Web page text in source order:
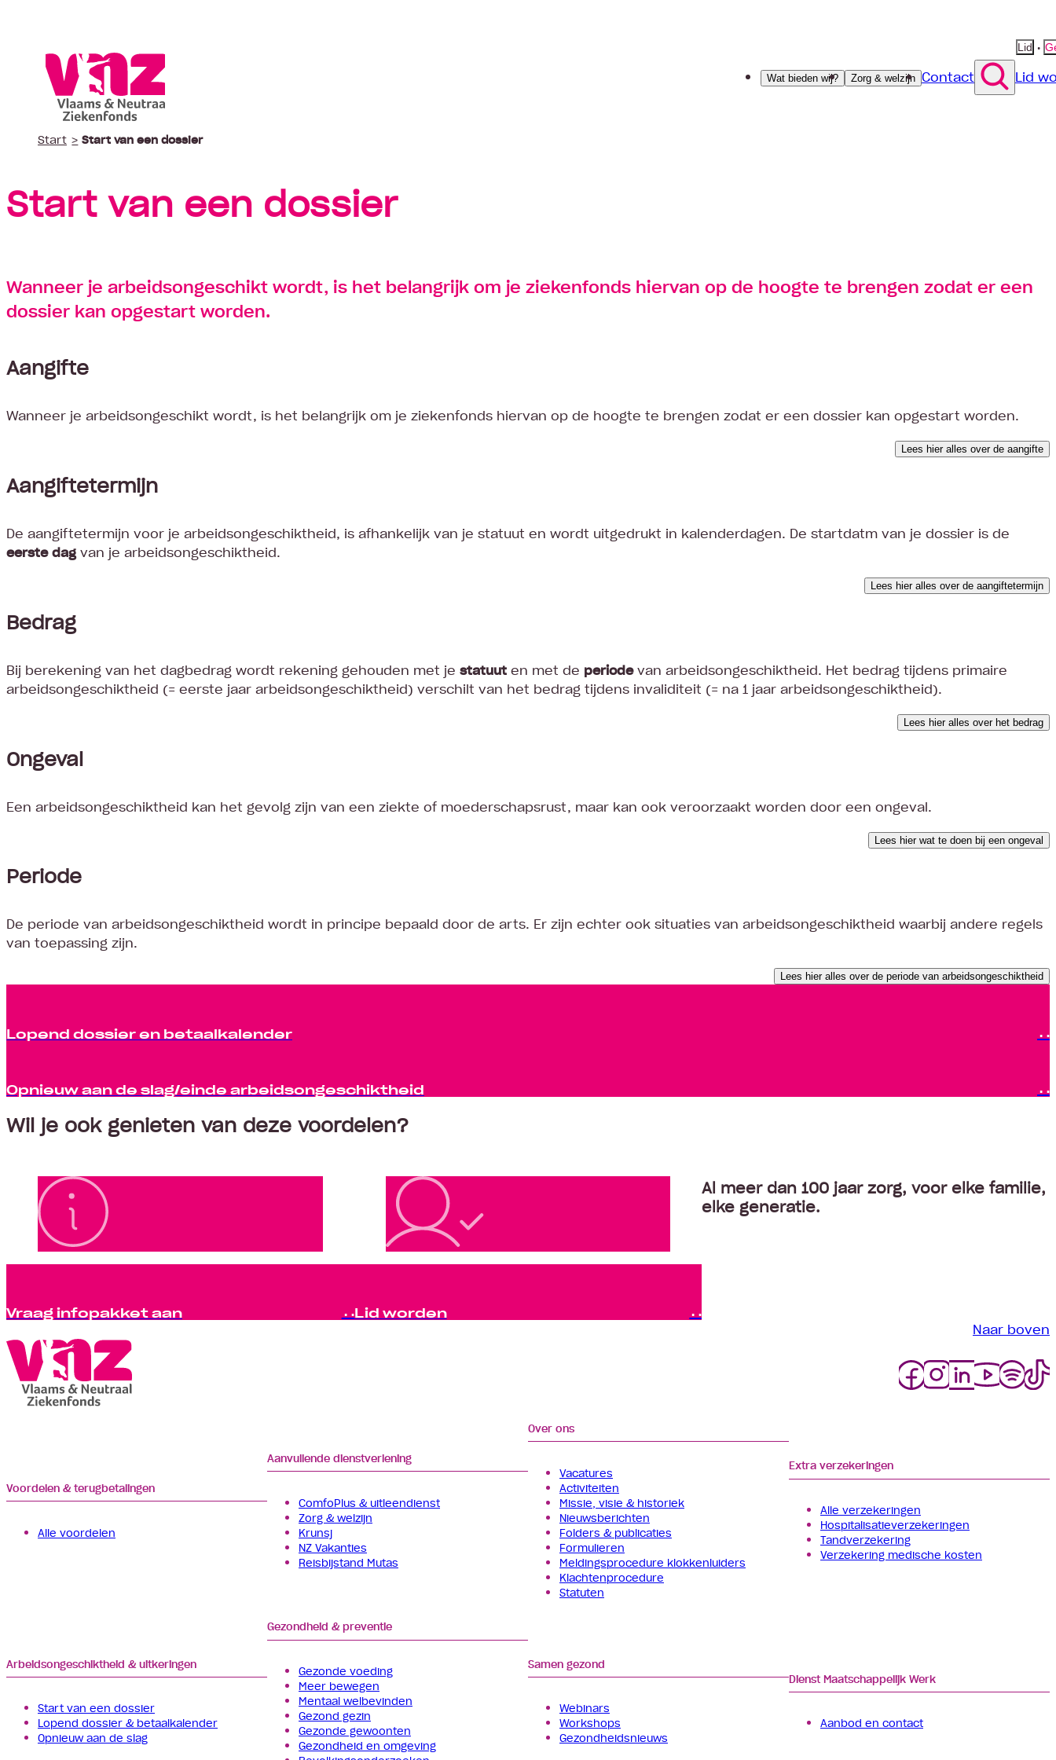
Wat bieden wij? Zorg & welzijn Contact
Lid •
Lid
Start Start van een dossier
Start van een dossier
Wanneer je arbeidsongeschikt wordt, is het belangrijk om je ziekenfonds hiervan op de hoogte te brengen zodat er een
dossier kan opgestart worden.
Aangifte
Wanneer je arbeidsongeschikt wordt, is het belangrijk om je ziekenfonds hiervan op de hoogte te brengen zodat er een dossier kan opgestart worden.
Lees hier alles over de aangifte
Aangiftetermijn
De aangiftetermijn voor je arbeidsongeschiktheid, is afhankelijk van je statuut en wordt uitgedrukt in kalenderdagen. De startdatm van je dossier is de
eerste dag van je arbeidsongeschiktheid.
Lees hier alles over de aangiftetermijn
Bedrag
Bij berekening van het dagbedrag wordt rekening gehouden met je statuut en met de periodevan arbeidsongeschiktheid. Het bedrag tijdens primaire
arbeidsongeschiktheid (= eerste jaar arbeidsongeschiktheid) verschilt van het bedrag tijdens invaliditeit (= na 1 jaar arbeidsongeschiktheid).
Lees hier alles over het bedrag
Ongeval
Een arbeidsongeschiktheid kan het gevolg zijn van een ziekte of moederschapsrust, maar kan ook veroorzaakt worden door een ongeval.
Lees hier wat te doen bij een ongeval
Periode
De periode van arbeidsongeschiktheid wordt in principe bepaald door de arts. Er zijn echter ook situaties van arbeidsongeschiktheid waarbij andere regels
van toepassing zijn.
Lees hier alles over de periode van arbeidsongeschiktheid
Lopend dossier en betaalkalender
Opnieuw aan de slag/einde arbeidsongeschiktheid
Wil je ook genieten van deze voordelen?
Al meer dan 100 jaar zorg, voor elke familie,
elke generatie.
Vraag infopakket aan Lid worden
Naar boven
Voordelen & terugbetalingen
Alle voordelen
Aanvullende dienstverlening
ComfoPlus & uitleendienst
Zorg & welzijn
Krunsj
NZ Vakanties
Reisbijstand Mutas
Over ons
Vacatures
Activiteiten
Missie, visie & historiek
Nieuwsberichten
Folders & publicaties
Formulieren
Meldingsprocedure klokkenluiders
Klachtenprocedure
Statuten
Extra verzekeringen
Alle verzekeringen
Hospitalisatie­verzekeringen
Tand­verzekering
Verzekering medische kosten
Arbeids­­ongeschiktheid & uitkeringen
Start van een dossier
Lopend dossier & betaalkalender
Opnieuw aan de slag
Gezondheid & preventie
Gezonde voeding
Meer bewegen
Mentaal welbevinden
Gezond gezin
Gezonde gewoonten
Gezondheid en omgeving
Samen gezond
Webinars
Workshops
Gezondheidsnieuws
Dienst Maatschappelijk Werk
Aanbod en contact